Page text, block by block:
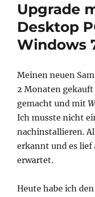
ISA-
Der
ISA
kann
nicht
Upgrade
Desktop
Windows
Meinen neuen
2 Monaten
gemacht und mit
Ich musste nicht
nachinstallieren.
erkannt und es lief
erwartet.
Heute habe ich